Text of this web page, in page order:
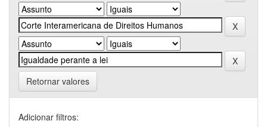
Retornar valores
Adicionar filtros: